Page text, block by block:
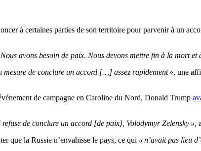
à certaines parties de son territoire pour parvenir à un
Nous avons besoin de paix. Nous devons mettre fin à la mort et
mesure de conclure un accord […] assez rapidement», une
de campagne en Caroline du Nord, Donald Trump
de conclure un accord [de paix], Volodymyr Zelensky »,
que la Russie n’envahisse le pays, ce qui « n’avait pas lieu